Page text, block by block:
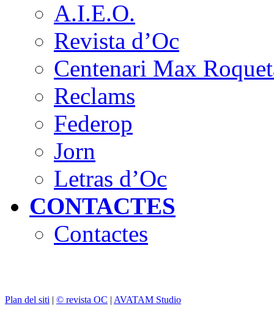
A.I.E.O.
Revista d’Oc
Centenari Max
Reclams
Federop
Jorn
Letras d’Oc
CONTACTES
Contactes
Plan del siti | © revista OC | AVATAM Studio